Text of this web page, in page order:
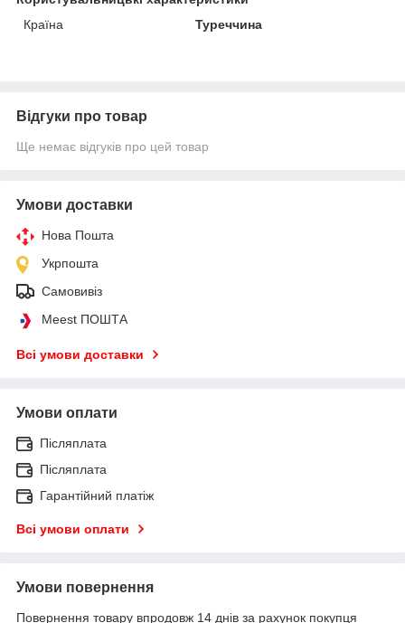
Країна
Туреччина
Відгуки про товар
Ще немає відгуків про цей товар
Умови доставки
Нова Пошта
Укрпошта
Самовивіз
Meest ПОШТА
Всі умови доставки
Умови оплати
Післяплата
Післяплата
Гарантійний платіж
Всі умови оплати
Умови повернення
Повернення товару впродовж 14 днів за рахунок покупця